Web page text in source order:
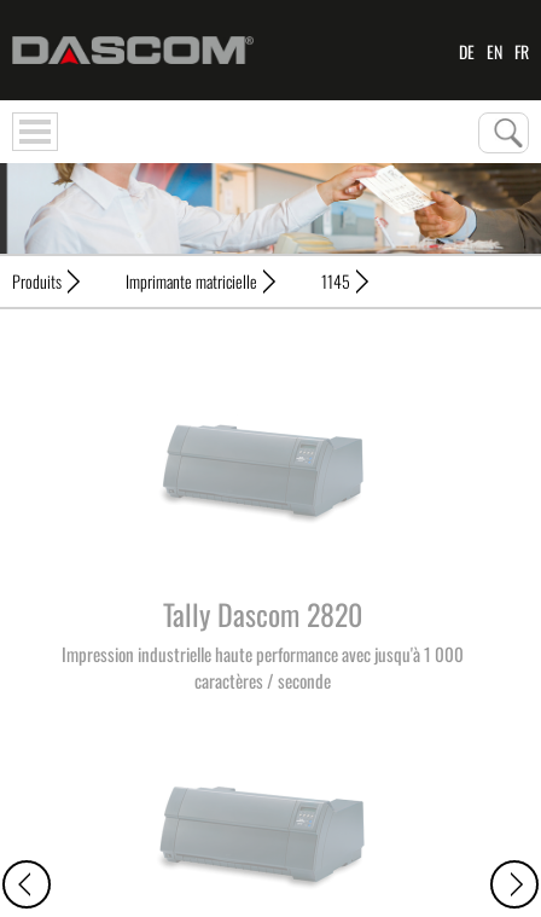
DE EN FR
Produits Imprimante matricielle 1145
Tally Dascom 2820
Impression industrielle haute performance avec jusqu'à 1 000
caractères / seconde